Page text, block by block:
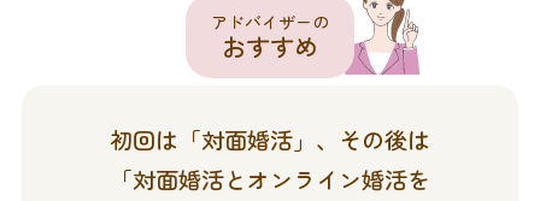
アドバイザーの
おすすめ
初回は「対面婚活」、その後は
「対面婚活とオンライン婚活を